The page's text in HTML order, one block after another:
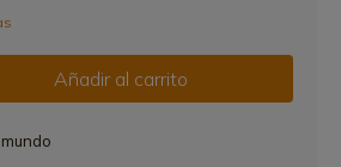
Añadir al carrito